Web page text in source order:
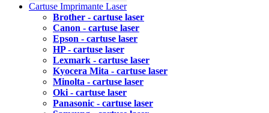
Cartuse Imprimante Laser
Brother - cartuse laser
Canon - cartuse laser
Epson - cartuse laser
HP - cartuse laser
Lexmark - cartuse laser
Kyocera Mita - cartuse laser
Minolta - cartuse laser
Oki - cartuse laser
Panasonic - cartuse laser